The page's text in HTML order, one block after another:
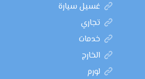
غسيل سيارة
تجاري
خدمات
الخارج
لورم